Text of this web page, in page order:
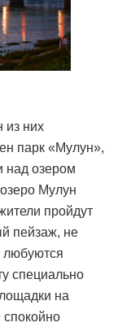
из них
парк «Мулун»,
над озером
Мулун
пройдут
пейзаж, не
любуются
специально
на
спокойно